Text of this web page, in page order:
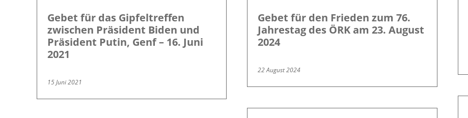
Gebet für das Gipfeltreffen
zwischen Präsident Biden und
Präsident Putin, Genf – 16. Juni
2021
15 Juni 2021
Gebet für den Frieden zum 76.
Jahrestag des ÖRK am 23. August
2024
22 August 2024